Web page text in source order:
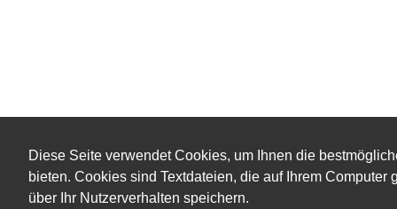
Diese Seite verwendet Cookies, um Ihnen die
bieten. Cookies sind Textdateien, die auf Ihrem
über Ihr Nutzerverhalten speichern.